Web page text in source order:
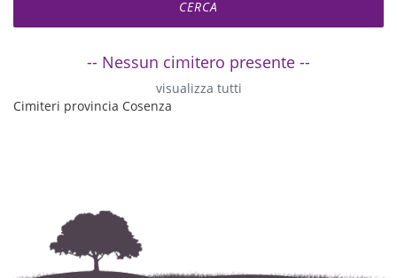
-- Nessun cimitero presente --
visualizza tutti
Cimiteri provincia Cosenza